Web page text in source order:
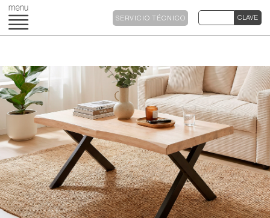
SERVICIO TÉCNICO